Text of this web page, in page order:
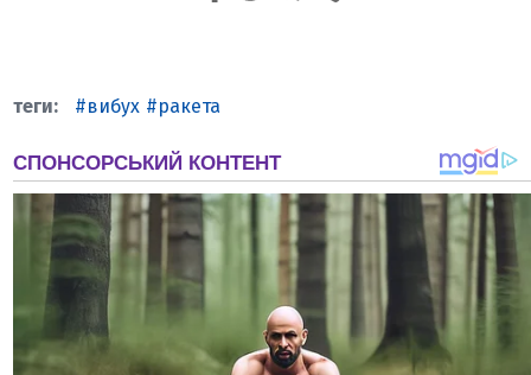
вибух ракета